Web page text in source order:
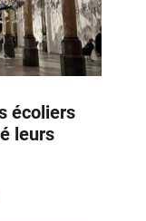
écoliers
leurs